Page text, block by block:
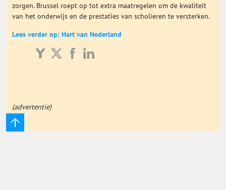
Basisonderwijs
Hoger Onderwijs
MBO
zorgen. Brussel roept op tot extra maatregelen om de kwaliteit
van het onderwijs en de prestaties van scholieren te versterken.
Lees verder op: Hart van Nederland
(advertentie)